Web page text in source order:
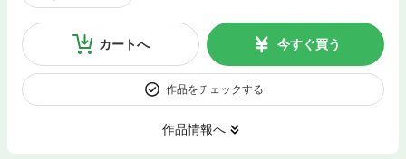
カートへ 今すぐ買う
作品をチェックする
作品情報へ